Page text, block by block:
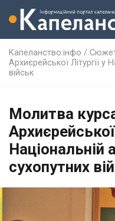
Капеланство.інфо /
Архиєрейської Літургії у
військ
Молитва
Архиєрейської
Національній
сухопутних